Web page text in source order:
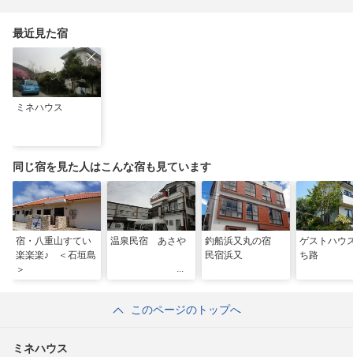
最近見た宿
ミネハウス
同じ宿を見た人はこんな宿も見ています
宿・八重山すてい
楽楽楽♪ ＜石垣島
＞
温泉民宿 あさや
釣船浜又丸の宿
民宿浜又
ゲストハ
ち路
このページのトップへ
ミネハウス